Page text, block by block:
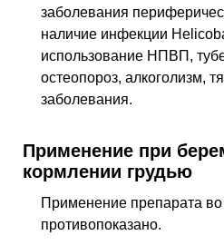
заболевания
наличие инфекции
использование НПВП,
остеопороз, алкоголизм,
заболевания.
Применение при
кормлении грудью
Применение препарата
противопоказано.